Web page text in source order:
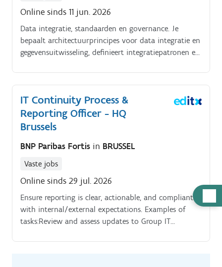
Online sinds 11 jun. 2026
Data integratie, standaarden en governance. Je
bepaalt architectuurprincipes voor data integratie en
gegevensuitwisseling, definieert integratiepatronen en
IT Continuity Process &
Reporting Officer - HQ
Brussels
BNP Paribas Fortis in BRUSSEL
Vaste jobs
Online sinds 29 jul. 2026
Ensure reporting is clear, actionable, and compliant
with internal/external expectations. Examples of
tasks:Review and assess updates to Group IT